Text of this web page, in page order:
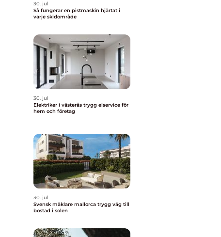
30. jul
Så fungerar en pistmaskin hjärtat i
varje skidområde
30. jul
Elektriker i västerås trygg elservice för
hem och företag
30. jul
Svensk mäklare mallorca trygg väg till
bostad i solen